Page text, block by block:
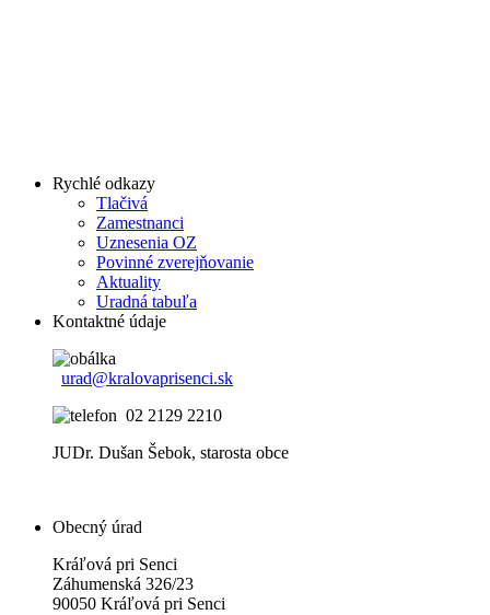
Rychlé odkazy
Tlačivá
Zamestnanci
Uznesenia OZ
Povinné zverejňovanie
Aktuality
Uradná tabuľa
Kontaktné údaje
urad@kralovaprisenci.sk
02 2129 2210
JUDr. Dušan Šebok, starosta obce
Obecný úrad
Kráľová pri Senci
Záhumenská 326/23
90050 Kráľová pri Senci